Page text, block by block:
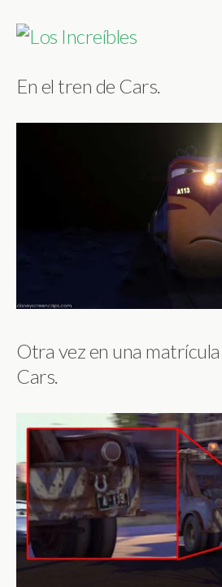
En el tren de Cars.
Otra vez en una matrícula
Cars.